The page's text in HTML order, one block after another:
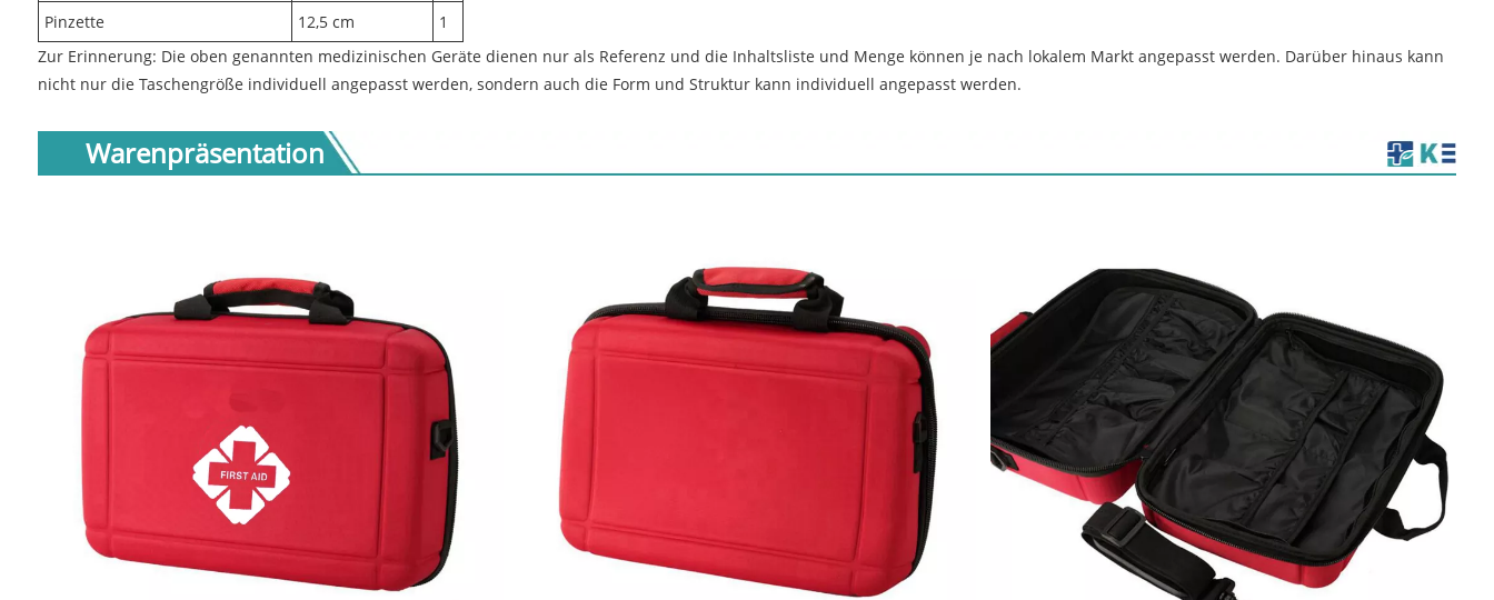
Pinzette
12,5 cm
1
Zur Erinnerung: Die oben genannten medizinischen Geräte dienen nur als Referenz und die Inhaltsliste und Menge können je nach lokalem Markt angepasst werden. Darüber hinaus kann
nicht nur die Taschengröße individuell angepasst werden, sondern auch die Form und Struktur kann individuell angepasst werden.
Warenpräsentation